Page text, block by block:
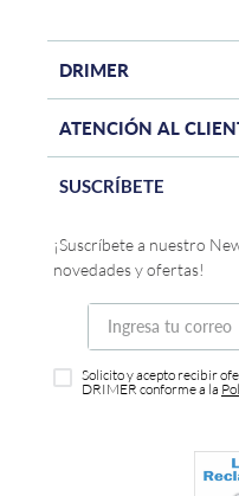
DRIMER
ATENCIÓN AL
SUSCRÍBETE
¡Suscríbete a nuestro
novedades y ofertas!
Solicito y acepto recibir
DRIMER conforme a la